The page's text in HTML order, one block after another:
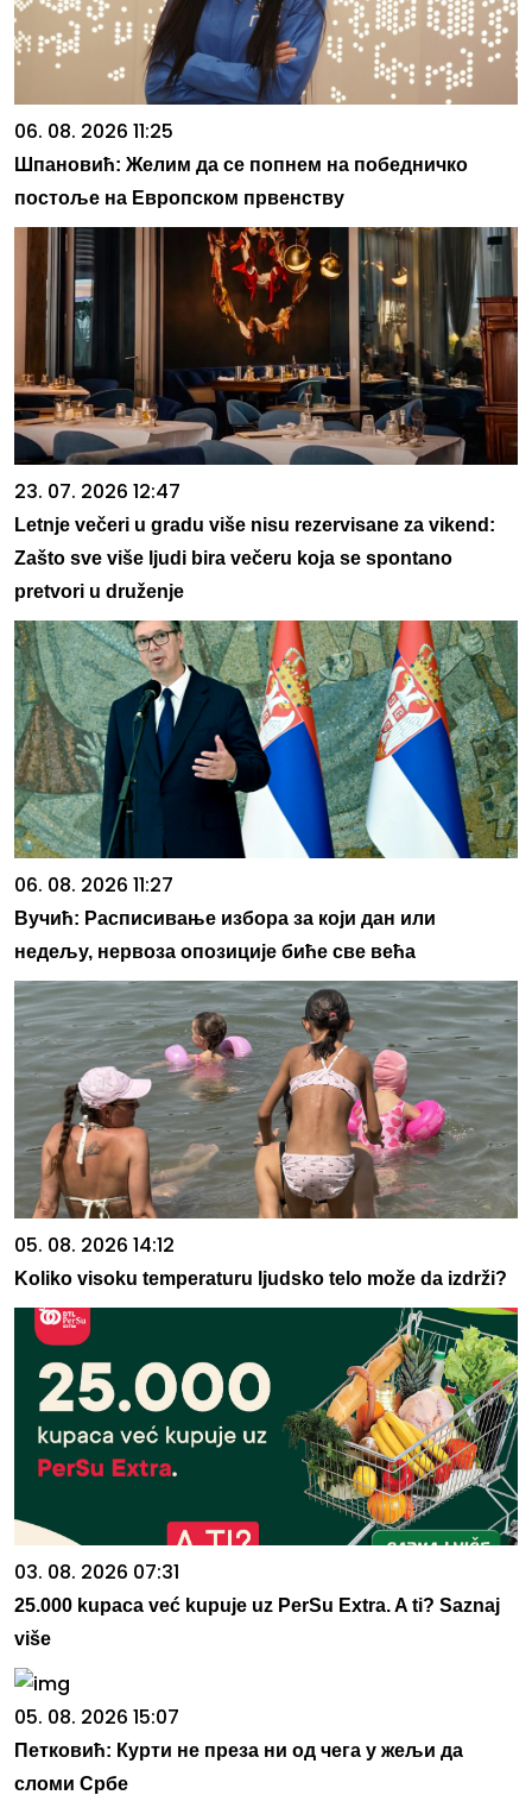
06. 08. 2026 11:25
Шпановић: Желим да се попнем на победничко
постоље на Европском првенству
23. 07. 2026 12:47
Letnje večeri u gradu više nisu rezervisane za vikend:
Zašto sve više ljudi bira večeru koja se spontano
pretvori u druženje
06. 08. 2026 11:27
Вучић: Расписивање избора за који дан или
недељу, нервоза опозиције биће све већа
05. 08. 2026 14:12
Koliko visoku temperaturu ljudsko telo može da izdrži?
03. 08. 2026 07:31
25.000 kupaca već kupuje uz PerSu Extra. A ti? Saznaj
više
05. 08. 2026 15:07
Петковић: Курти не преза ни од чега у жељи да
сломи Србе